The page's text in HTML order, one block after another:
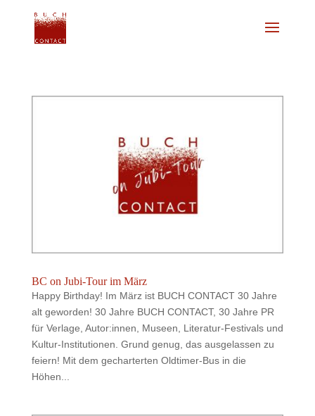
BC on Jubi-Tour im März
Happy Birthday! Im März ist BUCH CONTACT 30 Jahre
alt geworden! 30 Jahre BUCH CONTACT, 30 Jahre PR
für Verlage, Autor:innen, Museen, Literatur-Festivals und
Kultur-Institutionen. Grund genug, das ausgelassen zu
feiern! Mit dem gecharterten Oldtimer-Bus in die
Höhen...